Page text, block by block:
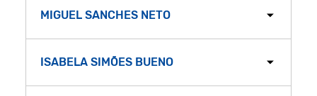
MIGUEL SANCHES NETO
ISABELA SIMÕES BUENO